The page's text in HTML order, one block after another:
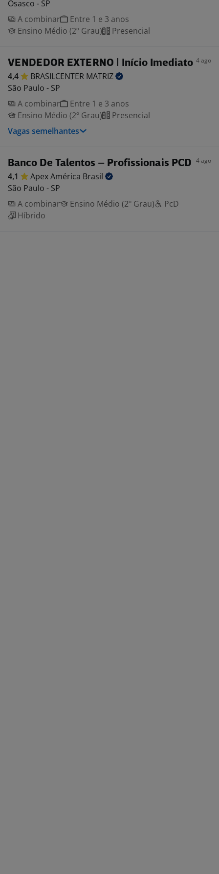
Osasco - SP
A combinar
Entre 1 e 3 anos
Ensino Médio (2º Grau)
Presencial
VENDEDOR EXTERNO | Início Imediato 4 ago
4,4 BRASILCENTER MATRIZ
São Paulo - SP
A combinar
Entre 1 e 3 anos
Ensino Médio (2º Grau)
Presencial
Vagas semelhantes
Banco De Talentos – Profissionais PCD 4 ago
4,1 Apex América Brasil
São Paulo - SP
A combinar
Ensino Médio (2º Grau)
PcD
Híbrido